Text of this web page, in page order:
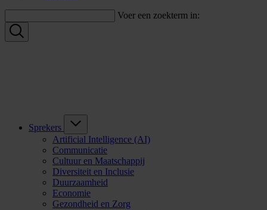
Voer een zoekterm in:
Sprekers
Artificial Intelligence (AI)
Communicatie
Cultuur en Maatschappij
Diversiteit en Inclusie
Duurzaamheid
Economie
Gezondheid en Zorg